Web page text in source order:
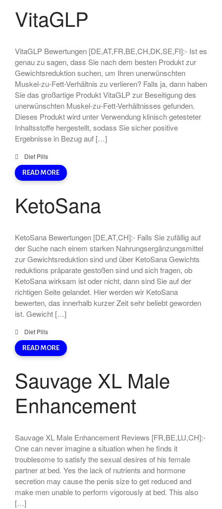
VitaGLP
VitaGLP Bewertungen [DE,AT,FR,BE,CH,DK,SE,FI]:- Ist es
genau zu sagen, dass Sie nach dem besten Produkt zur
Gewichtsreduktion suchen, um Ihren unerwünschten
Muskel-zu-Fett-Verhältnis zu verlieren? Falls ja, dann haben
Sie das großartige Produkt VitaGLP zur Beseitigung des
unerwünschten Muskel-zu-Fett-Verhältnisses gefunden.
Dieses Produkt wird unter Verwendung klinisch getesteter
Inhaltsstoffe hergestellt, sodass Sie sicher positive
Ergebnisse in Bezug auf […]
Diet Pills
READ MORE
KetoSana
KetoSana Bewertungen [DE,AT,CH]:- Falls Sie zufällig auf
der Suche nach einem starken Nahrungsergänzungsmittel
zur Gewichtsreduktion sind und über KetoSana Gewichts
reduktions präparate gestoßen sind und sich fragen, ob
KetoSana wirksam ist oder nicht, dann sind Sie auf der
richtigen Seite gelandet. Hier werden wir KetoSana
bewerten, das innerhalb kurzer Zeit sehr beliebt geworden
ist. Gewicht […]
Diet Pills
READ MORE
Sauvage XL Male
Enhancement
Sauvage XL Male Enhancement Reviews [FR,BE,LU,CH]:-
One can never imagine a situation when he finds it
troublesome to satisfy the sexual desires of his female
partner at bed. Yes the lack of nutrients and hormone
secretion may cause the penis size to get reduced and
make men unable to perform vigorously at bed. This also
[…]